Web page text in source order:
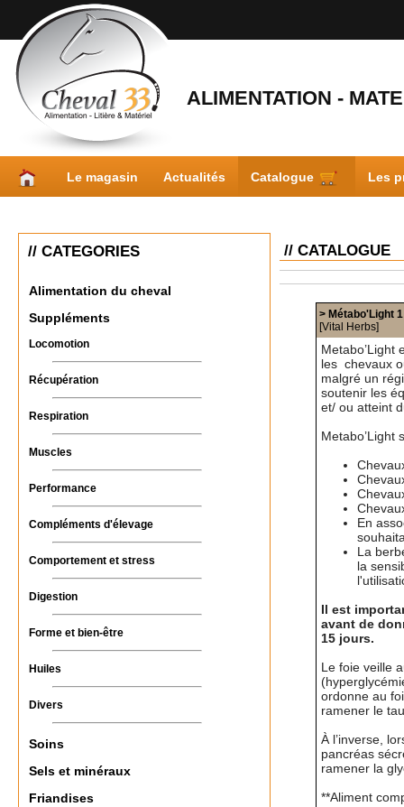
ALIMENTATION -
Le magasin Actualités Catalogue Les
// CATEGORIES
Alimentation du cheval
Suppléments
Locomotion
Récupération
Respiration
Muscles
Performance
Compléments d'élevage
Comportement et stress
Digestion
Forme et bien-être
Huiles
Divers
Soins
Sels et minéraux
Friandises
// CATALOGUE
> Métabo'Light
[Vital Herbs]
Metabo’Light
les chevaux
malgré un
soutenir les
et/ ou atteint
Metabo’Light
En
La
la
Il est
avant de
15 jours.
Le foie veille
ordonne au
ramener le
À l’inverse,
pancréas
ramener la
**Aliment